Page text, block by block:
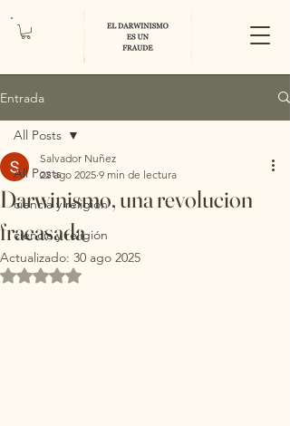
Entrada
All Posts
ciencia y religión
ciencia y religión
All Posts
Darwinismo, una revolucion
fracasada
Salvador Nuñez
22 ago 2025 9 min de lectura
Actualizado: 30 ago 2025
Obtuvo NaN de 5 estrellas.